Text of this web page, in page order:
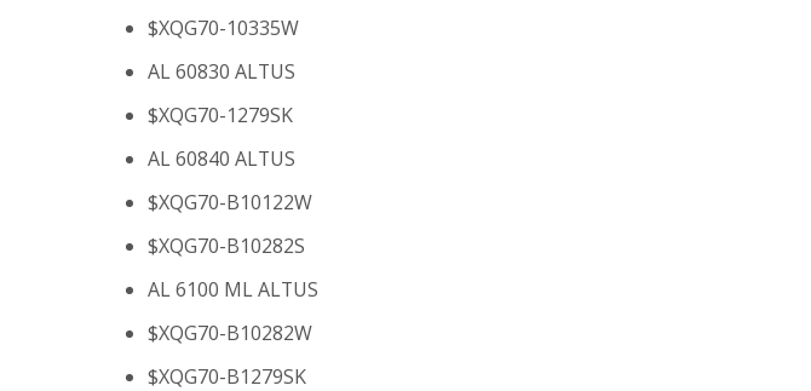
$XQG70-10335W
AL 60830 ALTUS
$XQG70-1279SK
AL 60840 ALTUS
$XQG70-B10122W
$XQG70-B10282S
AL 6100 ML ALTUS
$XQG70-B10282W
$XQG70-B1279SK